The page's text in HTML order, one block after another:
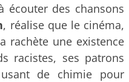
écouter des chansons
, réalise que le cinéma,
rachète une existence
racistes, ses patrons
de chimie pour